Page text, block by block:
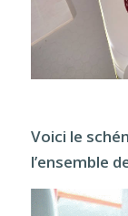
Voici le
l’ensemble